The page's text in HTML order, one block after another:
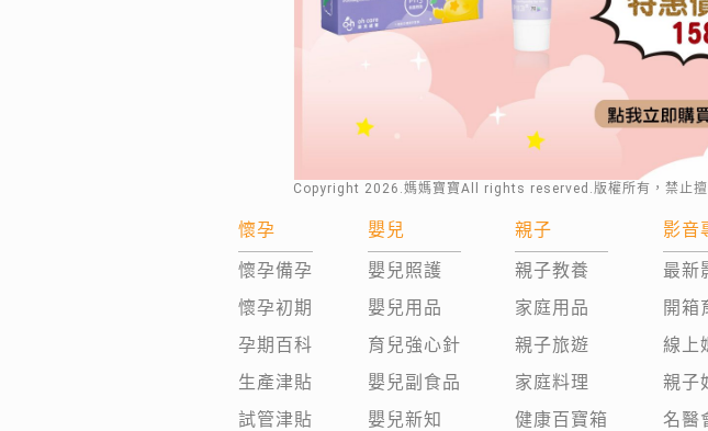
Copyright 2026 .媽媽寶寶All rights reserved.版權所有，禁止
懷孕
懷孕備孕
懷孕初期
孕期百科
生產津貼
試管津貼
嬰兒
嬰兒照護
嬰兒用品
育兒強心針
嬰兒副食品
嬰兒新知
親子
親子教養
家庭用品
親子旅遊
家庭料理
健康百寶箱
影音
最新
開箱
線上
親子
名醫